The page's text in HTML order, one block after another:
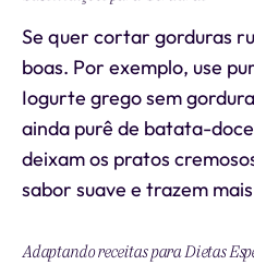
Se quer cortar gorduras
boas. Por exemplo, use
Iogurte grego sem
ainda purê de batata-
deixam os pratos
sabor suave e trazem
Adaptando receitas para Dietas